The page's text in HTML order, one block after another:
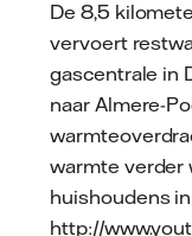
De 8,5
vervoert
gascentrale in
naar Almere-
warmte verder
huishoudens
http://